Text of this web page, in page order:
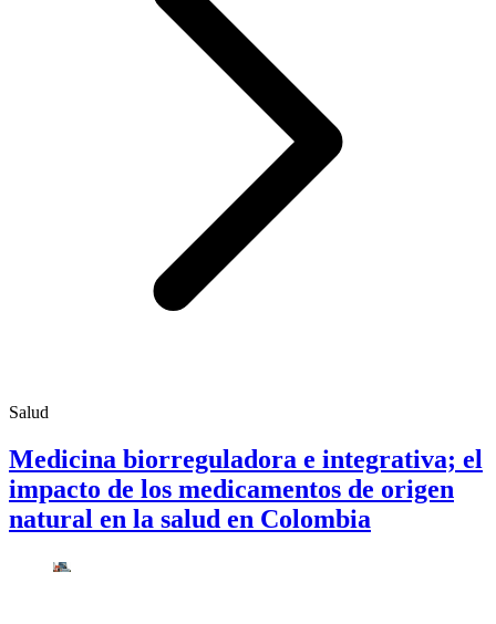
Salud
Medicina biorreguladora e integrativa; el
impacto de los medicamentos de origen
natural en la salud en Colombia